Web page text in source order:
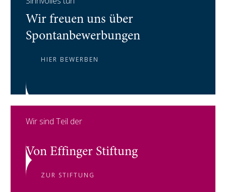
Wir freuen uns über
Spontanbewerbungen
HIER BEWERBEN
Wir sind Teil der
Von Effinger Stiftung
ZUR STIFTUNG